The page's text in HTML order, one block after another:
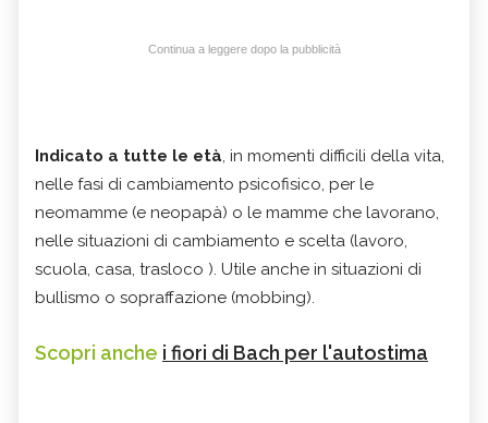
Continua a leggere dopo la pubblicità
Indicato a tutte le età, in momenti difficili della vita,
nelle fasi di cambiamento psicofisico, per le
neomamme (e neopapà) o le mamme che lavorano,
nelle situazioni di cambiamento e scelta (lavoro,
scuola, casa, trasloco ). Utile anche in situazioni di
bullismo o sopraffazione (mobbing).
Scopri anche i fiori di Bach per l'autostima